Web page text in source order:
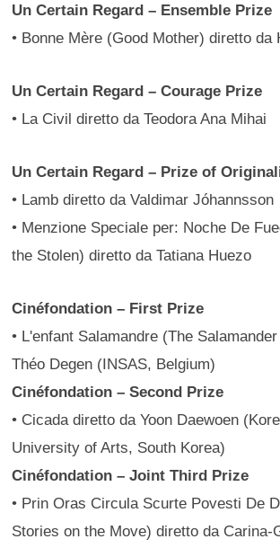
Un Certain Regard – Ensemble Prize
• Bonne Mère (Good Mother) diretto da
Un Certain Regard – Courage Prize
• La Civil diretto da Teodora Ana Mihai
Un Certain Regard – Prize of
• Lamb diretto da Valdimar Jóhannsson
• Menzione Speciale per: Noche De
the Stolen) diretto da Tatiana Huezo
Cinéfondation – First Prize
• L'enfant Salamandre (The
Théo Degen (INSAS, Belgium)
Cinéfondation – Second Prize
• Cicada diretto da Yoon Daewoen
University of Arts, South Korea)
Cinéfondation – Joint Third Prize
• Prin Oras Circula Scurte Povesti De
Stories on the Move) diretto da Carina-